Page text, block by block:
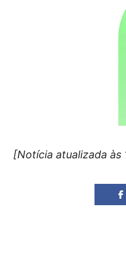
[Notícia atualizada às